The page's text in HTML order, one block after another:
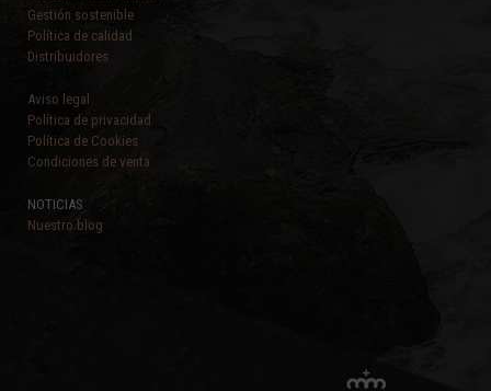
Gestión sostenible
Política de calidad
Distribuidores
Aviso legal
Política de privacidad
Política de Cookies
Condiciones de venta
NOTICIAS
Nuestro blog